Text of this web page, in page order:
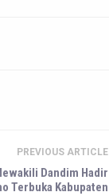
PREVIOUS ARTICLE
Dandim Hadir
Terbuka Kabupaten